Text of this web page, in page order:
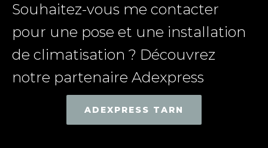
Souhaitez-vous me contacter
pour une pose et une installation
de climatisation ? Découvrez
notre partenaire Adexpress
ADEXPRESS TARN